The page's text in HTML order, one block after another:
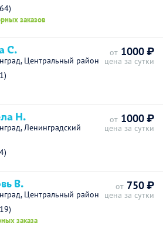
заказов
С.
Центральный район
от 1000 ₽
цена за сутки
Н.
Ленинградский
от 1000 ₽
цена за сутки
В.
Центральный район
заказа
от 750 ₽
цена за сутки